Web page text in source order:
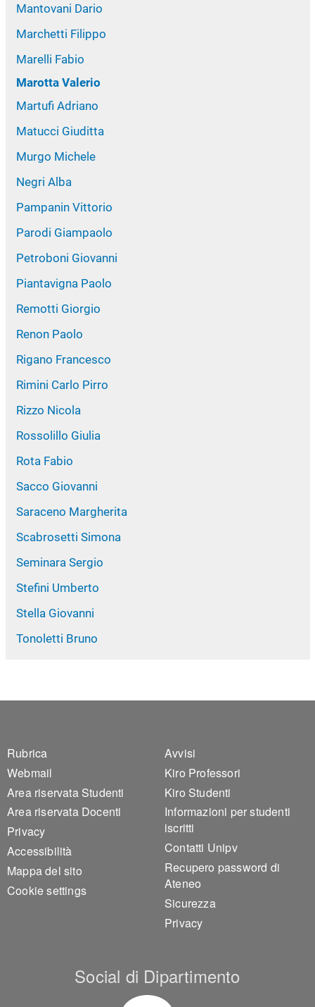
Mantovani Dario
Marchetti Filippo
Marelli Fabio
Marotta Valerio
Martufi Adriano
Matucci Giuditta
Murgo Michele
Negri Alba
Pampanin Vittorio
Parodi Giampaolo
Petroboni Giovanni
Piantavigna Paolo
Remotti Giorgio
Renon Paolo
Rigano Francesco
Rimini Carlo Pirro
Rizzo Nicola
Rossolillo Giulia
Rota Fabio
Sacco Giovanni
Saraceno Margherita
Scabrosetti Simona
Seminara Sergio
Stefini Umberto
Stella Giovanni
Tonoletti Bruno
Footer 1
Rubrica
Webmail
Area riservata Studenti
Area riservata Docenti
Privacy
Accessibilità
Mappa del sito
Cookie settings
Footer 2
Avvisi
Kiro Professori
Kiro Studenti
Informazioni per studenti
iscritti
Contatti Unipv
Recupero password di
Ateneo
Sicurezza
Privacy
Social di Dipartimento